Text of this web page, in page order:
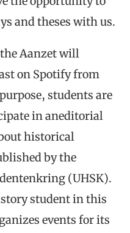
and theses with us.
Aanzet will
on Spotify from
students are
in aneditorial
historical
by the
(UHSK).
student in this
events for its